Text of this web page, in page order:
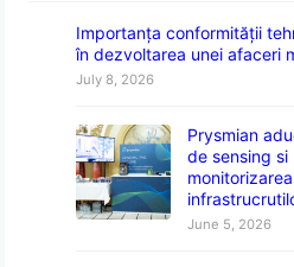
Importanța conformității
în dezvoltarea unei afaceri
July 8, 2026
Prysmian
de sensing
June 5, 2026